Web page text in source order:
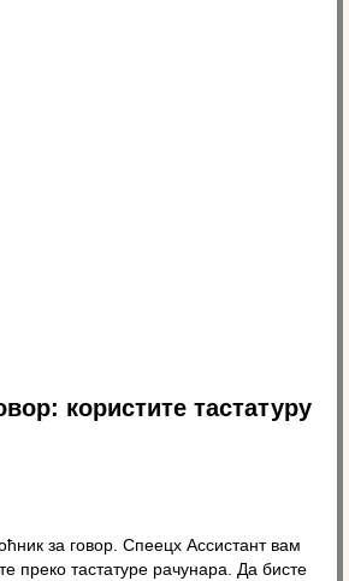
користите тастатуру
за говор. Спеецх Ассистант вам
преко тастатуре рачунара. Да бисте